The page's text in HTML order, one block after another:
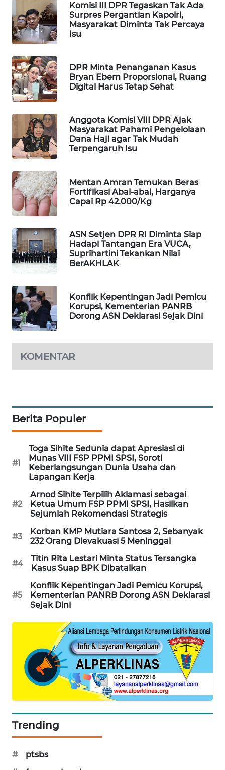
Komisi III DPR Tegaskan Tak Ada
Surpres Pergantian Kapolri,
Masyarakat Diminta Tak Percaya
Isu
DPR Minta Penanganan Kasus
Bryan Ebem Proporsional, Ruang
Digital Harus Tetap Sehat
Anggota Komisi VIII DPR Ajak
Masyarakat Pahami Pengelolaan
Dana Haji agar Tak Mudah
Terpengaruh Isu
Mentan Amran Temukan Beras
Fortifikasi Abal-abal, Harganya
Capai Rp 42.000/Kg
ASN Setjen DPR RI Diminta Siap
Hadapi Tantangan Era VUCA,
Suprihartini Tekankan Nilai
BerAKHLAK
Konflik Kepentingan Jadi Pemicu
Korupsi, Kementerian PANRB
Dorong ASN Deklarasi Sejak Dini
KOMENTAR
Berita Populer
#1
Toga Sihite Sedunia dapat Apresiasi di
Munas VIII FSP PPMI SPSI, Soroti
Keberlangsungan Dunia Usaha dan
Lapangan Kerja
#2
Arnod Sihite Terpilih Aklamasi sebagai
Ketua Umum FSP PPMI SPSI, Hasilkan
Sejumlah Rekomendasi Strategis
#3
Korban KMP Mutiara Santosa 2, Sebanyak
232 Orang Dievakuasi 5 Meninggal
#4
Titin Rita Lestari Minta Status Tersangka
Kasus Suap BPK Dibatalkan
#5
Konflik Kepentingan Jadi Pemicu Korupsi,
Kementerian PANRB Dorong ASN Deklarasi
Sejak Dini
Trending
#
ptsbs
ID
WAHANANEWS
CO ID
WAHANANEWS
NET
SPORT
WAHANA
UMKM
WAHANA
SELEB
WAHANA
PERSONA
WAHANA
OTOMOTIF
WAHANA
HEALTH
WAHANA
WISATA
Wahana
Network
KONSUMEN
LISTRIK
KELISTRIKAN
ID
MAWAKA
ID
MARTABAT
NET
WATCH
MKLI
LPKKI
LKKI
KOPEKLIN